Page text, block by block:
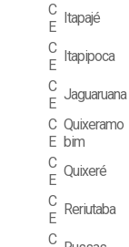
C
E
Itapajé
C
E
Itapipoca
C
E
Jaguaruana
C
E
Quixeramo
bim
C
E
Quixeré
C
E
Reriutaba
C